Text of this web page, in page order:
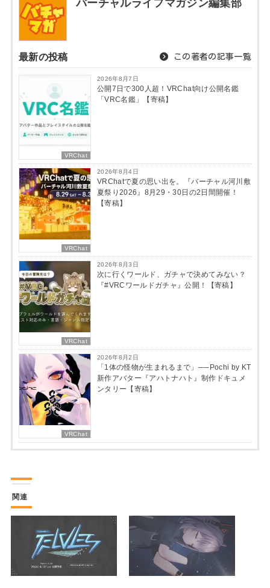
バーチャルライフマガジン編集部
最新の投稿 この著者の記事一覧
VRChat
2026年8月7日
公開7日で300人超！VRChat向け公開名鑑
「VRC名鑑」【寄稿】
VRChat
2026年8月4日
VRChatで夏の思い出を。『バーチャル河川敷
夏祭り2026』8月29・30日の2日間開催！
【寄稿】
VRChat
2026年8月3日
次に行くワールド、ガチャで決めてみない？
『#VRCワールドガチャ』公開！【寄稿】
VRChat
2026年8月2日
「1体の怪物が生まれるまで」──Pochi by KT
新作アバター『アハトナハト』制作ドキュメ
ンタリー【寄稿】
関連